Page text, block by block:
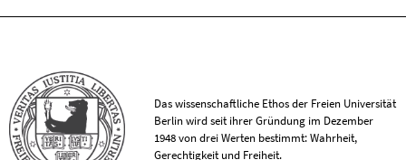
Das wissenschaftliche Ethos der Freien Universität
Berlin wird seit ihrer Gründung im Dezember
1948 von drei Werten bestimmt: Wahrheit,
Gerechtigkeit und Freiheit.